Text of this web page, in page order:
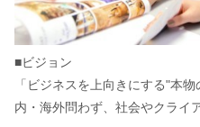
■ビジョン
「ビジネスを上向きにする"本
内・海外問わず、社会やクライ